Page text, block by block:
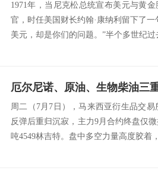
1971年，当尼克松总统宣布美元与黄
官，时任美国财长约翰·康纳利留下了
美元，却是你们的问题。”半个多世纪
周二（7月7日），马来西亚衍生品交
反弹后重归沉寂，主力9月合约终盘仅
吨4549林吉特。盘中多空力量高度胶着